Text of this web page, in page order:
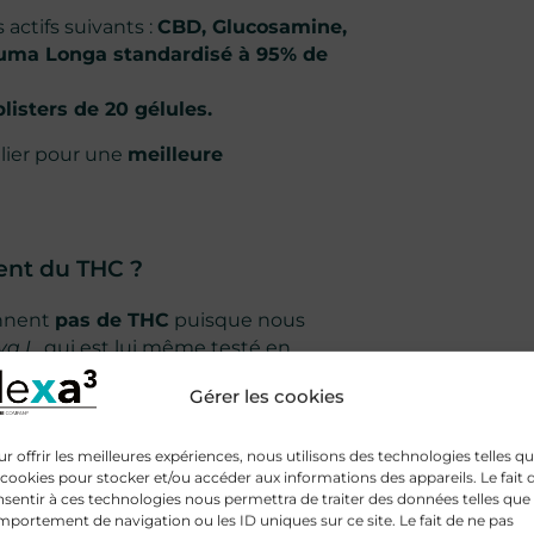
Gérer les cookies
offrir les meilleures expériences, nous utilisons des technologies telles
cookies pour stocker et/ou accéder aux informations des appareils. Le fait
à ces technologies nous permettra de traiter des données telles que
de navigation ou les ID uniques sur ce site. Le fait de ne pas
suivants : CBD, Glucosamine,
Longa standardisé à 95% de
de 20 gélules.
pour une meilleure
du THC ?
pas de THC puisque nous
L.qui est lui même testé en
et sans OGM.
de porc.
CBD HexaFLEX® ?
vos douleurs musculaires